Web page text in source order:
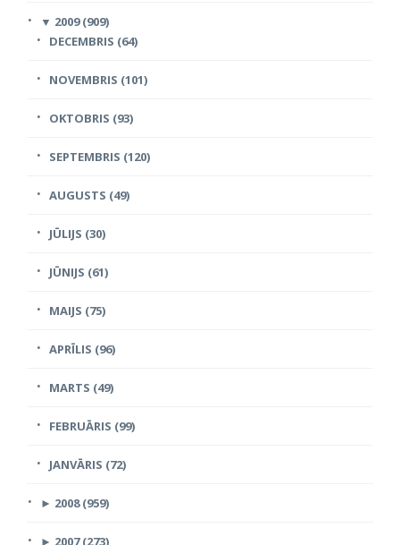
▼ 2009 (909)
DECEMBRIS (64)
NOVEMBRIS (101)
OKTOBRIS (93)
SEPTEMBRIS (120)
AUGUSTS (49)
JŪLIJS (30)
JŪNIJS (61)
MAIJS (75)
APRĪLIS (96)
MARTS (49)
FEBRUĀRIS (99)
JANVĀRIS (72)
► 2008 (959)
► 2007 (273)